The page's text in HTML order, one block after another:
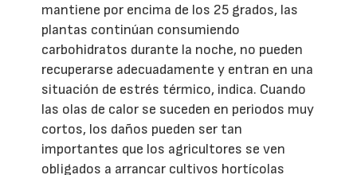
mantiene por encima de los 25 grados, las
plantas continúan consumiendo
carbohidratos durante la noche, no pueden
recuperarse adecuadamente y entran en una
situación de estrés térmico, indica. Cuando
las olas de calor se suceden en periodos muy
cortos, los daños pueden ser tan
importantes que los agricultores se ven
obligados a arrancar cultivos hortícolas